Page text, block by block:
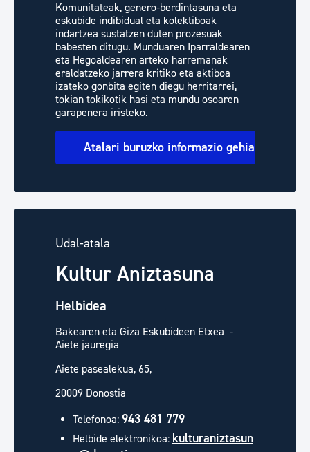
Komunitateak, genero-berdintasuna eta
eskubide indibidual eta kolektiboak
indartzea sustatzen duten prozesuak
babesten ditugu. Munduaren Iparraldearen
eta Hegoaldearen arteko harremanak
eraldatzeko jarrera kritiko eta aktiboa
izateko gonbita egiten diegu herritarrei,
tokian tokikotik hasi eta mundu osoaren
garapenera iristeko.
Atalari buruzko informazio gehiago
Udal-atala
Kultur Aniztasuna
Helbidea
Bakearen eta Giza Eskubideen Etxea -
Aiete jauregia
Aiete pasealekua, 65,
20009 Donostia
Telefonoa: 943 481 779
Helbide elektronikoa: kulturaniztasun